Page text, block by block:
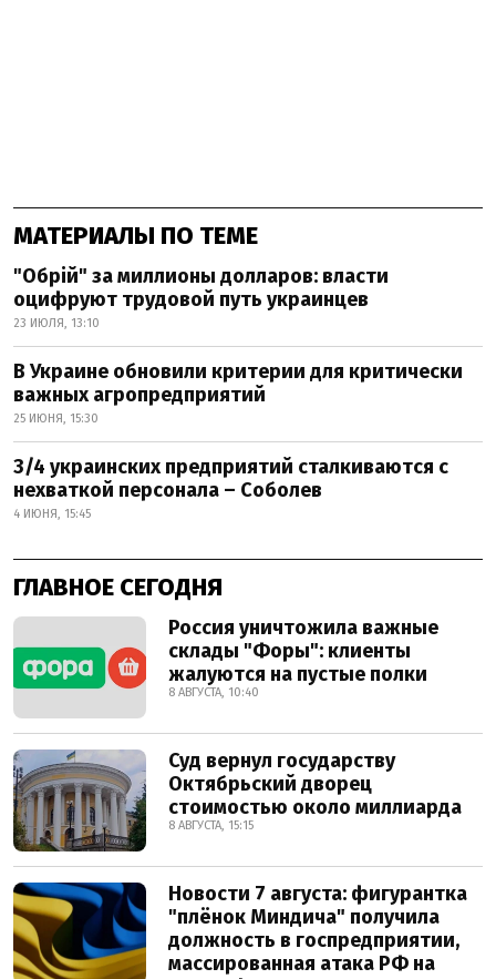
МАТЕРИАЛЫ ПО ТЕМЕ
"Обрій" за миллионы долларов: власти
оцифруют трудовой путь украинцев
23 ИЮЛЯ, 13:10
В Украине обновили критерии для критически
важных агропредприятий
25 ИЮНЯ, 15:30
3/4 украинских предприятий сталкиваются с
нехваткой персонала – Соболев
4 ИЮНЯ, 15:45
ГЛАВНОЕ СЕГОДНЯ
Россия уничтожила важные
склады "Форы": клиенты
жалуются на пустые полки
8 АВГУСТА, 10:40
Суд вернул государству
Октябрьский дворец
стоимостью около миллиарда
8 АВГУСТА, 15:15
Новости 7 августа: фигурантка
"плёнок Миндича" получила
должность в госпредприятии,
массированная атака РФ на